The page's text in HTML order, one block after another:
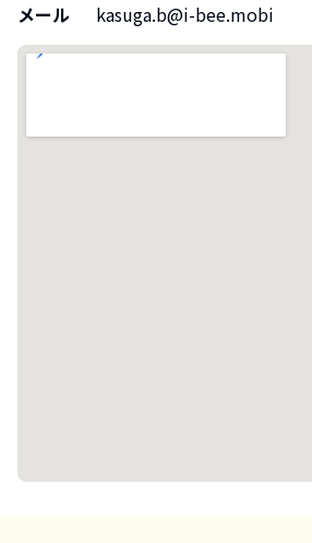
メール
kasuga.b@i-bee.mobi